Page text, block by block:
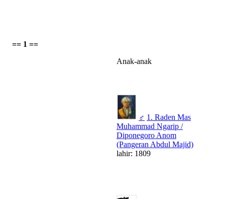
== 1 ==
Anak-anak
♂ 1. Raden Mas
Muhammad Ngarip /
Diponegoro Anom
(Pangeran Abdul Majid)
lahir: 1809